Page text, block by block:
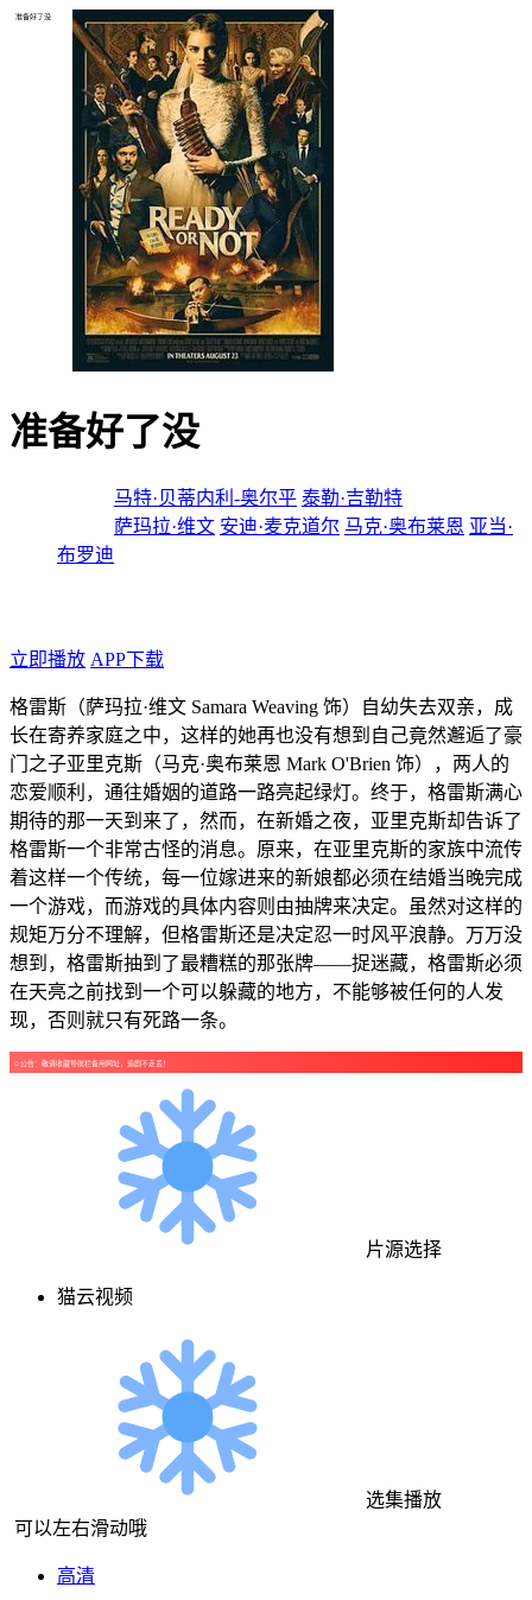
准备好了没
准备好了没
马特·贝蒂内利-奥尔平 泰勒·吉勒特
萨玛拉·维文 安迪·麦克道尔 马克·奥布莱恩 亚当·
布罗迪
立即播放 APP下载
格雷斯（萨玛拉·维文 Samara Weaving 饰）自幼失去双亲，成
长在寄养家庭之中，这样的她再也没有想到自己竟然邂逅了豪
门之子亚里克斯（马克·奥布莱恩 Mark O'Brien 饰），两人的
恋爱顺利，通往婚姻的道路一路亮起绿灯。终于，格雷斯满心
期待的那一天到来了，然而，在新婚之夜，亚里克斯却告诉了
格雷斯一个非常古怪的消息。原来，在亚里克斯的家族中流传
着这样一个传统，每一位嫁进来的新娘都必须在结婚当晚完成
一个游戏，而游戏的具体内容则由抽牌来决定。虽然对这样的
规矩万分不理解，但格雷斯还是决定忍一时风平浪静。万万没
想到，格雷斯抽到了最糟糕的那张牌——捉迷藏，格雷斯必须
在天亮之前找到一个可以躲藏的地方，不能够被任何的人发
现，否则就只有死路一条。
☺公告：敬请收藏导航栏备用网址，追剧不走丢！
片源选择
猫云视频
选集播放
可以左右滑动哦
高清